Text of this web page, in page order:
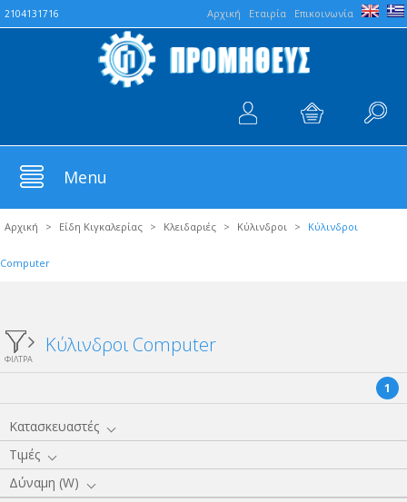
Aρχική Εταιρία Επικοινωνία
2104131716
Menu
Αρχική > Είδη Κιγκαλερίας > Κλειδαριές > Κύλινδροι > Κύλινδροι
Computer
ΦΙΛΤΡΑ
Κύλινδροι Computer
1
Κατασκευαστές
Τιμές
Δύναμη (W)